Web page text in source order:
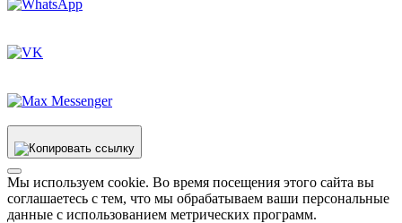
Мы используем cookie. Во время посещения этого сайта вы
соглашаетесь с тем, что мы обрабатываем ваши персональные
данные с использованием метрических программ.